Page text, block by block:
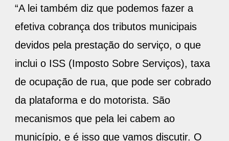
“A lei também diz que podemos fazer a
efetiva cobrança dos tributos municipais
devidos pela prestação do serviço, o que
inclui o ISS (Imposto Sobre Serviços), taxa
de ocupação de rua, que pode ser cobrado
da plataforma e do motorista. São
mecanismos que pela lei cabem ao
município, e é isso que vamos discutir. O